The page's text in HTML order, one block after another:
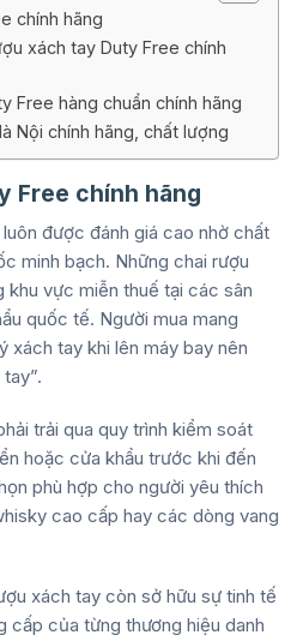
chính hãng
xách tay Duty Free chính
Free hàng chuẩn chính hãng
Nội chính hãng, chất lượng
Free chính hãng
luôn được đánh giá cao nhờ chất
minh bạch. Những chai rượu
vực miễn thuế tại các sân
quốc tế. Người mua mang
xách tay khi lên máy bay nên
trải qua quy trình kiểm soát
hoặc cửa khẩu trước khi đến
phù hợp cho người yêu thích
cao cấp hay các dòng vang
xách tay còn sở hữu sự tinh tế
cấp của từng thương hiệu danh